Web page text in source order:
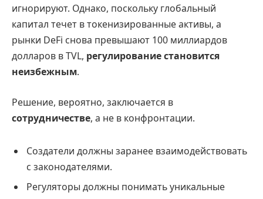
игнорируют. Однако, поскольку глобальный
капитал течет в токенизированные активы, а
рынки DeFi снова превышают 100 миллиардов
долларов в TVL, регулирование становится
неизбежным.
Решение, вероятно, заключается в
сотрудничестве, а не в конфронтации.
Создатели должны заранее взаимодействовать
с законодателями.
Регуляторы должны понимать уникальные